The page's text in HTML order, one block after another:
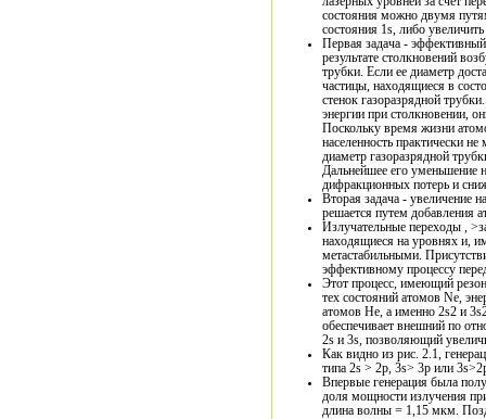
состояния можно двумя
состояния 1s, либо
Первая задача - эффективный
результате столкновений
трубки. Если ее диаметр
частицы, находящиеся в
стенок газоразрядной
энергии при столкновении,
Поскольку время жизни
населенность практически
диаметр газоразрядной
Дальнейшее его уменьшение
дифракционных потерь и
Вторая задача - увеличение
решается путем добавления
Излучательные переходы ,
находящиеся на уровнях и,
метастабильными.
эффективному процессу
Этот процесс, имеющий
тех состояний атомов Ne,
атомов Не, а именно 2s2 и
обеспечивает внешний по
2s и 3s, позволяющий
Как видно из рис. 2.1,
типа 2s > 2p, 3s> 3p или
Впервые генерация была
доля мощности излучения
длина волны = 1,15 мкм.